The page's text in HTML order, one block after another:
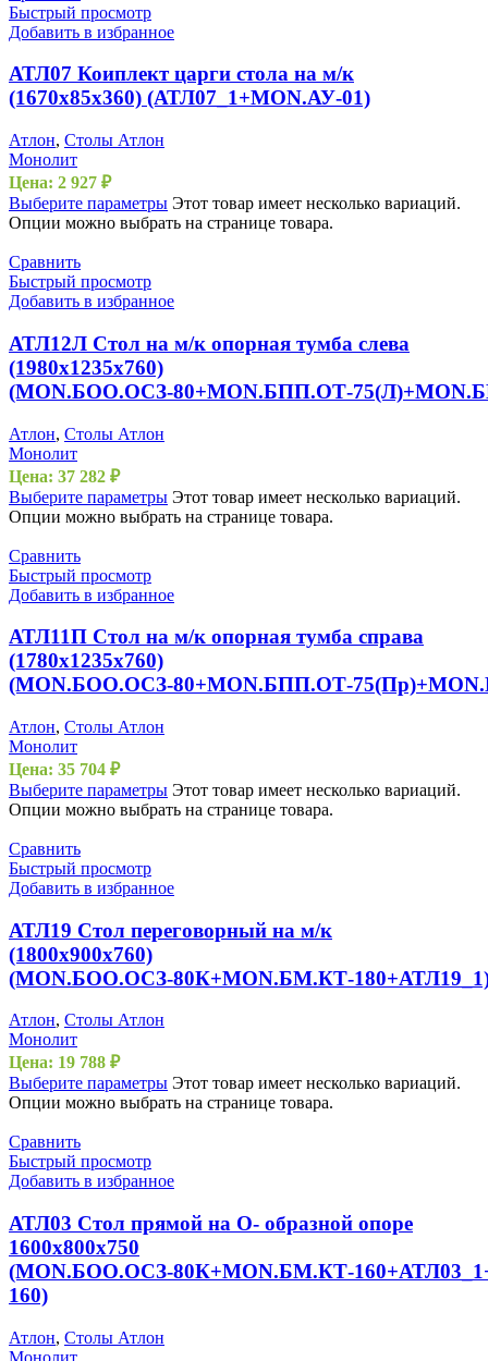
Быстрый просмотр
Добавить в избранное
АТЛ07 Коиплект царги стола на м/к
(1670х85х360) (АТЛ07_1+MON.АУ-01)
Атлон, Столы Атлон
Монолит
Цена: 2 927 ₽
Выберите параметры Этот товар имеет несколько вариаций.
Опции можно выбрать на странице товара.
Сравнить
Быстрый просмотр
Добавить в избранное
АТЛ12Л Стол на м/к опорная тумба слева
(1980х1235х760)
(MON.БОО.ОСЗ-80+MON.БПП.ОТ-
Атлон, Столы Атлон
Монолит
Цена: 37 282 ₽
Выберите параметры Этот товар имеет несколько вариаций.
Опции можно выбрать на странице товара.
Сравнить
Быстрый просмотр
Добавить в избранное
АТЛ11П Стол на м/к опорная тумба справа
(1780х1235х760)
(MON.БОО.ОСЗ-80+MON.БПП.ОТ-
Атлон, Столы Атлон
Монолит
Цена: 35 704 ₽
Выберите параметры Этот товар имеет несколько вариаций.
Опции можно выбрать на странице товара.
Сравнить
Быстрый просмотр
Добавить в избранное
АТЛ19 Стол переговорный на м/к
(1800х900х760)
(MON.БОО.ОСЗ-80К+MON.БМ.КТ-
Атлон, Столы Атлон
Монолит
Цена: 19 788 ₽
Выберите параметры Этот товар имеет несколько вариаций.
Опции можно выбрать на странице товара.
Сравнить
Быстрый просмотр
Добавить в избранное
АТЛ03 Стол прямой на О- образной опоре
1600х800х750
(MON.БОО.ОСЗ-80К+MON.БМ.КТ-
160)
Атлон, Столы Атлон
Монолит